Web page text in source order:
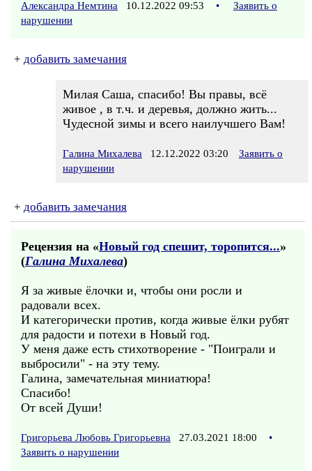
Александра Немтина 10.12.2022 09:53 •
Заявить о
нарушении
+ добавить замечания
Милая Саша, спасибо! Вы правы, всё
живое , в т.ч. и деревья, должно жить...
Чудесной зимы и всего наилучшего Вам!
Галина Михалева 12.12.2022 03:20
Заявить о
нарушении
+ добавить замечания
Рецензия на «Новый год спешит, торопится...»
(Галина Михалева)
Я за живые ёлочки и, чтобы они росли и
радовали всех.
И категорически против, когда живые ёлки рубят
для радости и потехи в Новый год.
У меня даже есть стихотворение - "Поиграли и
выбросили" - на эту тему.
Галина, замечательная миниатюра!
Спасибо!
От всей Души!
Григорьева Любовь Григорьевна 27.03.2021 18:00
•
Заявить о нарушении